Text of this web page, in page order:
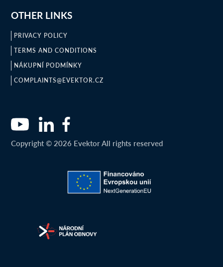
OTHER LINKS
PRIVACY POLICY
TERMS AND CONDITIONS
NÁKUPNÍ PODMÍNKY
COMPLAINTS@EVEKTOR.CZ
Copyright © 2026 Evektor All rights reserved